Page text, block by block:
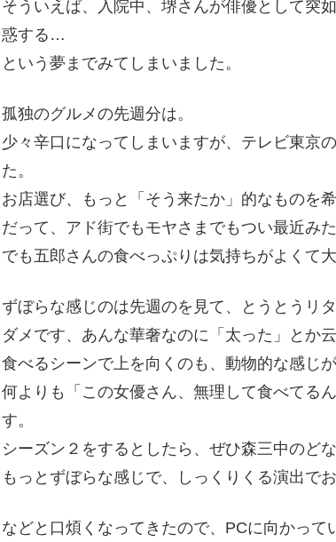
そういえば、入院中、堺さんが俳優として突
惑する…
という夢までみてしまいました。
孤独のグルメの先週分は。
少々辛口になってしまいますが、テレビ東京
た。
お店選び、もっと「そう来たか」的なものを
だって、アド街でもモヤさまでもつい最近み
でも五郎さんの食べっぷりは気持ちがよくて大
ずぼらな感じのは先週のを見て、とうとうリ
ダメです、あんな華奢なのに「太った」とか
食べるシーンで上を向くのも、動物的な感じ
何よりも「この女優さん、無理して食べてる
す。
シーズン２をするとしたら、ぜひ森三中のど
もっとずぼらな感じで、しっくりくる演出でお
などと口煩くなってきたので、PCに向かって